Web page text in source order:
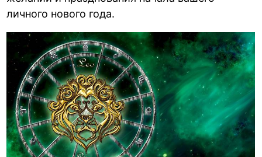
личного нового года.